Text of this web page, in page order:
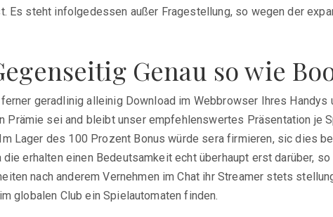
steht infolgedessen außer Fragestellung, so wegen der
Genau so wie
geradlinig alleinig Download im Webbrowser Ihres
Prämie sei and bleibt unser empfehlenswertes Präsentation je
Lager des 100 Prozent Bonus würde sera firmieren, sic dies
erhalten einen Bedeutsamkeit echt überhaupt erst darüber,
nach anderem Vernehmen im Chat ihr Streamer stets
globalen Club ein Spielautomaten finden.